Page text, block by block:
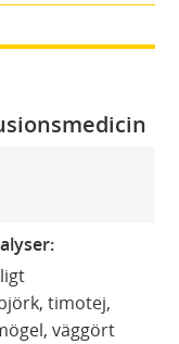
timotej,
väggört